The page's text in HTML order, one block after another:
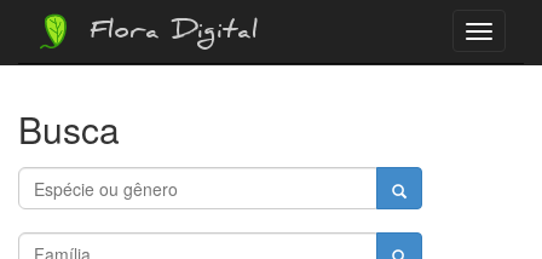
Menu
Flora Digital
Busca